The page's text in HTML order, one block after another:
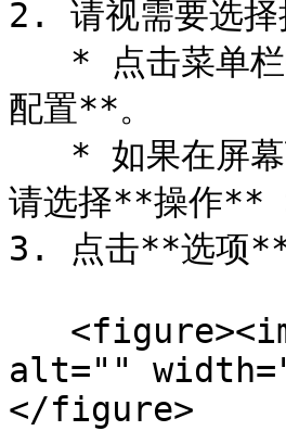
2. 请视需要选择
配置**。
请选择**操作
3. 点击**选项
alt=""
</figure>